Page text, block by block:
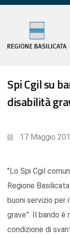
Spi Cgil su
disabilità
17 Maggio
"Lo Spi Cgil
Regione
buoni servizio
grave”. Il bando
condizione di